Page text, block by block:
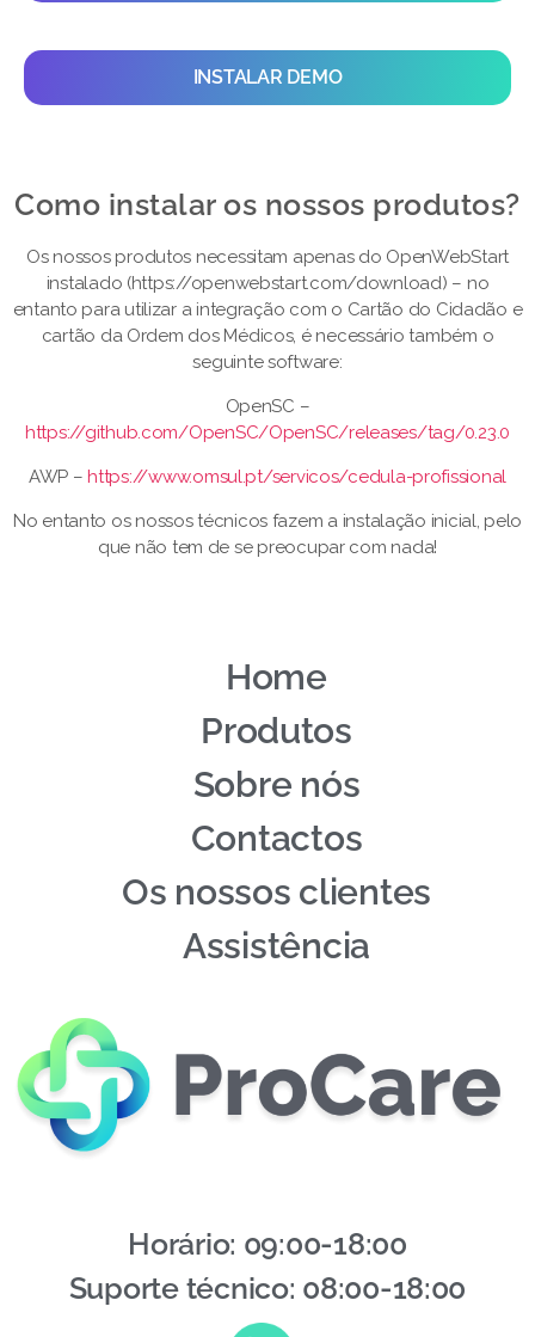
INSTALAR DEMO
Como instalar os nossos produtos?​
Os nossos produtos necessitam apenas do OpenWebStart
instalado (https://openwebstart.com/download) – no
entanto para utilizar a integração com o Cartão do Cidadão e
cartão da Ordem dos Médicos, é necessário também o
seguinte software:
OpenSC –
https://github.com/OpenSC/OpenSC/releases/tag/0.23.0
AWP – https://www.omsul.pt/servicos/cedula-profissional
No entanto os nossos técnicos fazem a instalação inicial, pelo
que não tem de se preocupar com nada!
Home
Produtos
Sobre nós
Contactos
Os nossos clientes
Assistência
Horário: 09:00-18:00
Suporte técnico: 08:00-18:00